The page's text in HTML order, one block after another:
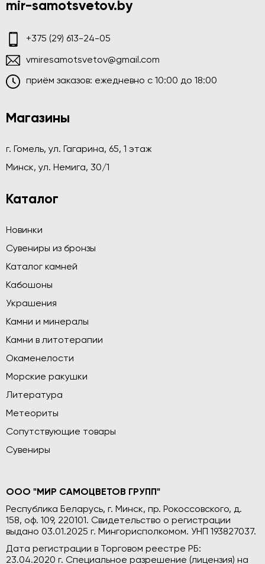
mir-samotsvetov.by
+375 (29) 613-24-05
vmiresamotsvetov@gmail.com
приём заказов: ежедневно c 10:00 до 18:00
Магазины
г. Гомель, ул. Гагарина, 65, 1 этаж
Минск, ул. Немига, 30/1
Каталог
Новинки
Сувениры из бронзы
Каталог камней
Кабошоны
Украшения
Камни и минералы
Камни в литотерапии
Окаменелости
Морские ракушки
Литература
Метеориты
Сопутствующие товары
Сувениры
ООО "МИР САМОЦВЕТОВ ГРУПП"
Республика Беларусь, г. Минск, пр. Рокоссовского, д.
158, оф. 109, 220101. Свидетельство о регистрации
выдано 03.01.2025 г. Мингорисполкомом. УНП 193827037.
Дата регистрации в Торговом реестре РБ:
23.04.2020 г. Специальное разрешение (лицензия) на